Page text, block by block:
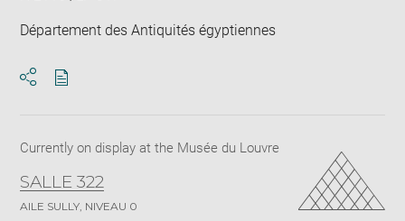
Département des Antiquités égyptiennes
Currently on display at the Musée du Louvre
SALLE 322
AILE SULLY, NIVEAU 0